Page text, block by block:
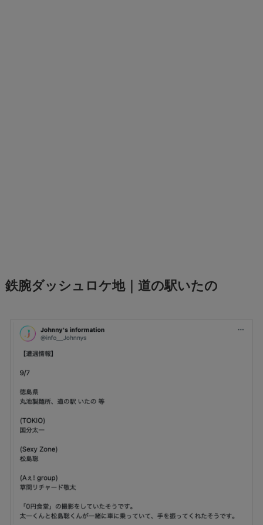
鉄腕ダッシュロケ地｜道の駅いたの